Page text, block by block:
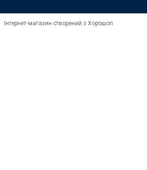
Інтернет-магазин створений з Хорошоп